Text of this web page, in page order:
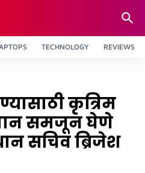
TECHNOLOGY REVIEWS
कृत्रिम
समजून घेणे
सचिव ब्रिजेश